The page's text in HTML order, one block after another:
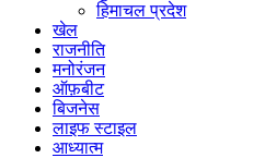
हिमाचल प्रदेश
खेल
राजनीति
मनोरंजन
ऑफ़बीट
बिजनेस
लाइफ स्टाइल
आध्यात्म